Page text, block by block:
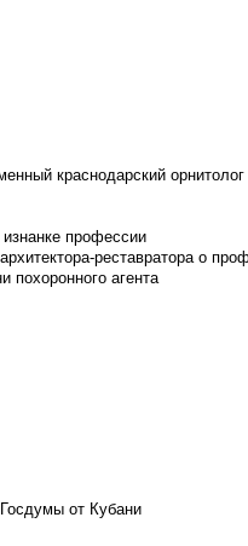
краснодарский орнитолог
профессии
реставратора о
агента
от Кубани